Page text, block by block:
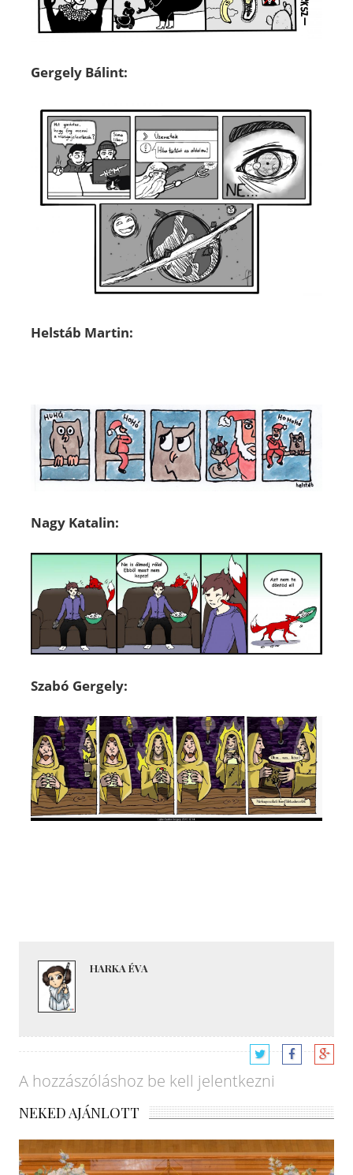
Gergely Bálint:
Helstáb Martin:
Nagy Katalin:
Szabó Gergely:
HARKA ÉVA
A hozzászóláshoz be kell jelentkezni
NEKED AJÁNLOTT